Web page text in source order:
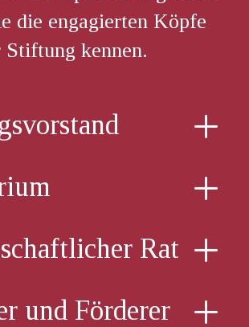
die engagierten Köpfe
kennen.
Rat
und Förderer